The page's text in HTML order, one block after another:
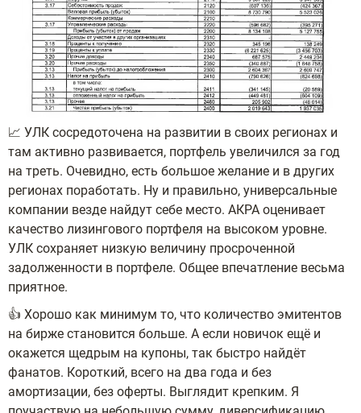
📈 УЛК сосредоточена на развитии в своих регионах и
там активно развивается, портфель увеличился за год
на треть. Очевидно, есть большое желание и в других
регионах поработать. Ну и правильно, универсальные
компании везде найдут себе место. АКРА оценивает
качество лизингового портфеля на высоком уровне.
УЛК сохраняет низкую величину просроченной
задолженности в портфеле. Общее впечатление весьма
приятное.
👍 Хорошо как минимум то, что количество эмитентов
на бирже становится больше. А если новичок ещё и
окажется щедрым на купоны, так быстро найдёт
фанатов. Короткий, всего на два года и без
амортизации, без оферты. Выглядит крепким. Я